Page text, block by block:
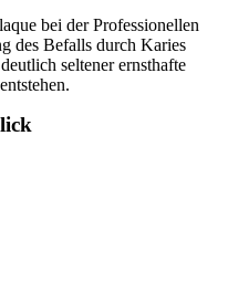
bei der Professionellen
des Befalls durch Karies
seltener ernsthafte